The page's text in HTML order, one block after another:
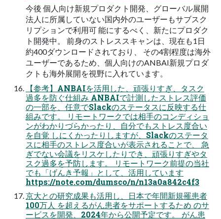
今後 個⼈向け新規プロダクト開発、グローバル展開
法⼈に所属していない国内外のユーザーもサブスク
リプションで利⽤可 能にするべく、新たにプロダク
ト開発中。 前⾝のストレススキャンは、現在も1⽇
約400ダウンロードされており、 その4割程度は海外
ユーザーであるため、個⼈向けのANBAI新規プロダ
クトも海外展開を視野に⼊れています。
【参考】ANBAIを活用した、頑張りすぎ、タスク
過多を防ぐ仕組み ANBAIで計測したストレス評価
の⼀部を、任意でSlackのステータスに反映する仕
組みです。 リモートワークでは相⼿のコンディショ
ンがわかりづらかったり、⾃分でもストレス度合い
を⾃覚 しにくかったりしますが、Slackのステータ
スに相⼿のストレス度合いが表⽰されることで、 急
ぎでない会議をリスケしたりでき、頑張りすぎやタ
スク過多を予防します。 リモートワーク前提の当社
でも「げんき予報」として、活⽤しています
https://note.com/dumsco/n/n13a0a842c4f3
京⼤との研究成果も活⽤し、⽇本で年間新規罹患者
100万⼈ を超えるがん患者をサポートするため のサ
ービスを開発、2024年から公開予定です。 がん患